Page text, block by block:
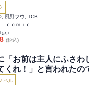
譲ります【分冊版】
風野フウ, TCB
ｃｏｍｉｃ
点）
(税込)
「お前は主人にふさわ
くれ！」と言われたの
譲ります
ベル